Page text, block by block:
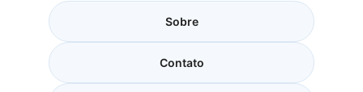
Sobre
Contato